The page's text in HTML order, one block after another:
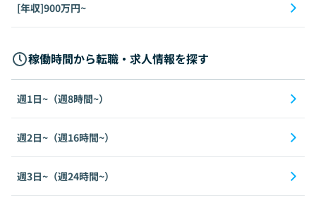
[年収]900万円~
稼働時間から転職・求人情報を探す
週1日~（週8時間~）
週2日~（週16時間~）
週3日~（週24時間~）